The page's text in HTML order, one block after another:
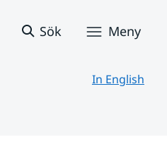
Sök Meny
In English